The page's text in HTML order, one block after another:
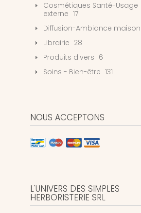
Cosmétiques Santé-Usage
externe 17
Diffusion-Ambiance maison
Librairie 28
Produits divers 6
Soins - Bien-être 131
NOUS ACCEPTONS
L'UNIVERS DES SIMPLES
HERBORISTERIE SRL